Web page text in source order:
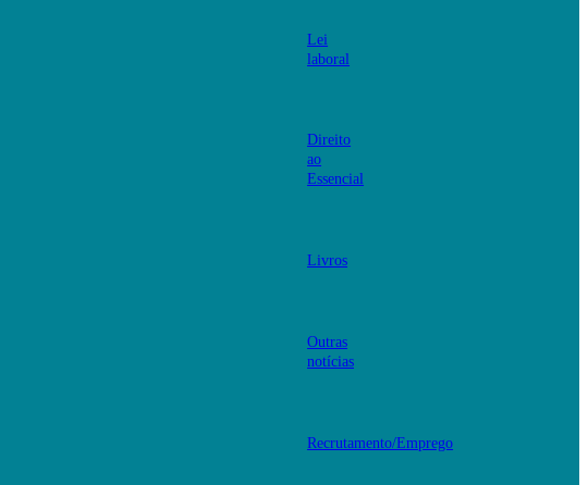
Lei
laboral
Direito
ao
Essencial
Livros
Outras
notícias
Recrutamento/Emprego